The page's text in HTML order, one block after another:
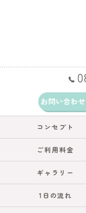
お問い合わ
コンセプト
ご利用料金
ギャラリー
1日の流れ